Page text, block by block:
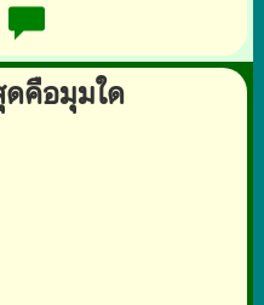
คือมุมใด